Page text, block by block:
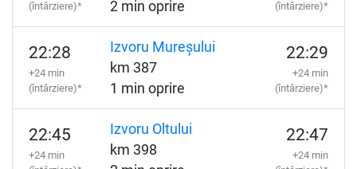
(întârziere)*
2 min oprire
(întârziere)*
22:28
+24 min
(întârziere)*
Izvoru Mureșului
km 387
1 min oprire
22:29
+24 min
(întârziere)*
22:45
+24 min
Izvoru Oltului
km 398
22:47
+24 min